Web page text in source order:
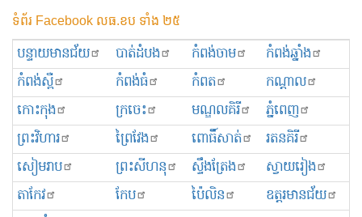
ទំព័រ Facebook លធ.ខប ទាំង ២៥
បន្ទាយមានជ័យ បាត់ដំបង កំពង់ចាម
កំពង់ឆ្នាំង
កំពង់ស្ពឺ
កំពង់ធំ កំពត
កណ្ដាល
កោះកុង
ក្រចេះ មណ្ឌលគិរី
ភ្នំពេញ
ព្រះ​វិហារ
ព្រៃវែង ពោធិ៍សាត់
រតនគិរី
សៀមរាប
ព្រះសីហនុ ស្ទឹងត្រែង
ស្វាយរៀង
តាកែវ
កែប ប៉ៃលិន
ឧត្ដរមានជ័យ